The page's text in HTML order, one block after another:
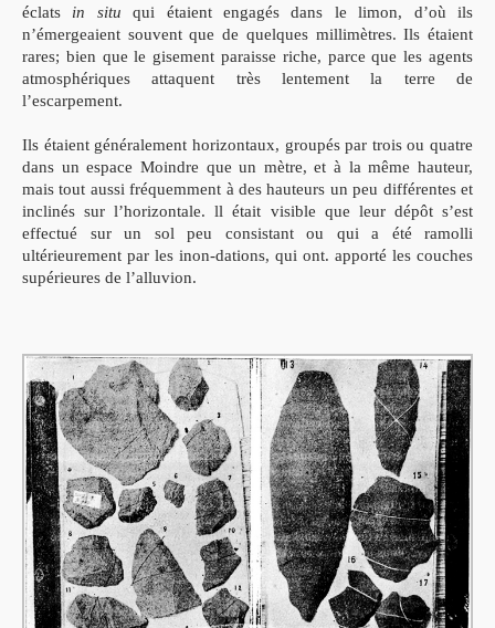
éclats in situ qui étaient engagés dans le limon, d’où ils
n’émergeaient souvent que de quelques millimètres. Ils étaient
rares; bien que le gisement paraisse riche, parce que les agents
atmosphériques attaquent très lentement la terre de
l’escarpement.
Ils étaient généralement horizontaux, groupés par trois ou quatre
dans un espace Moindre que un mètre, et à la même hauteur,
mais tout aussi fréquemment à des hauteurs un peu différentes et
inclinés sur l’horizontale.ll était visible que leur dépôt s’est
effectué sur un sol peu consistant ou qui a été ramolli
ultérieurement par les inon-dations, qui ont. apporté les couches
supérieures de l’alluvion.